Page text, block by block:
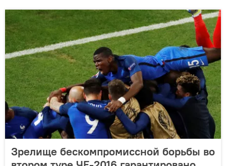
Зрелище бескомпромиссной борьбы во